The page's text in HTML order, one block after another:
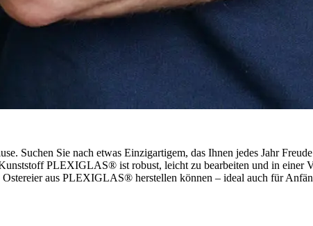
Suchen Sie nach etwas Einzigartigem, das Ihnen jedes Jahr
PLEXIGLAS® ist robust, leicht zu bearbeiten und in einer
aus PLEXIGLAS® herstellen können – ideal auch für